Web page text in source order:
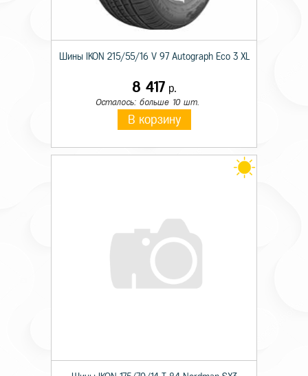
Шины IKON 215/55/16 V 97 Autograph Eco 3 XL
8 417 р.
Осталось: больше 10 шт.
В корзину